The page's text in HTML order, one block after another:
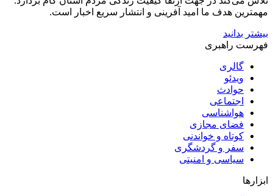
مهمترین هدف ما امید آفرینی و انتشار سریع اخبار است.
بیشتر بدانید
فهرست راهبری
گالری
ویدئو
حوادث
اجتماعی
هواشناسی
فضای مجازی
کوتاه و خواندنی
سفر و گردشگری
سیاسی و امنیتی
ابزارها